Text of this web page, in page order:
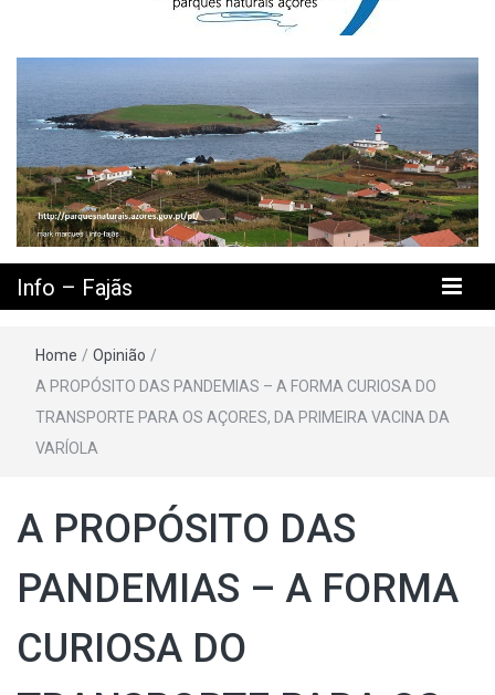
Info – Fajãs
Home / Opinião /
A PROPÓSITO DAS PANDEMIAS – A FORMA CURIOSA DO
TRANSPORTE PARA OS AÇORES, DA PRIMEIRA VACINA DA
VARÍOLA
A PROPÓSITO DAS
PANDEMIAS – A FORMA
CURIOSA DO